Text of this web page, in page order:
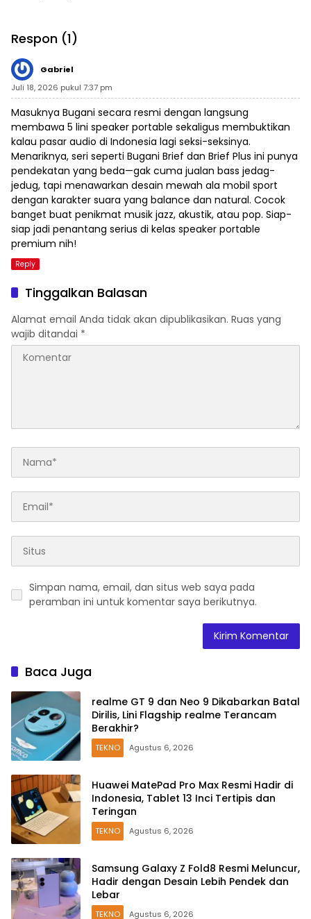
Respon (1)
Gabriel
Juli 18, 2026 pukul 7:37 pm
Masuknya Bugani secara resmi dengan langsung
membawa 5 lini speaker portable sekaligus membuktikan
kalau pasar audio di Indonesia lagi seksi-seksinya.
Menariknya, seri seperti Bugani Brief dan Brief Plus ini punya
pendekatan yang beda—gak cuma jualan bass jedag-
jedug, tapi menawarkan desain mewah ala mobil sport
dengan karakter suara yang balance dan natural. Cocok
banget buat penikmat musik jazz, akustik, atau pop. Siap-
siap jadi penantang serius di kelas speaker portable
premium nih!
Reply
Tinggalkan Balasan
Alamat email Anda tidak akan dipublikasikan. Ruas yang
wajib ditandai *
Simpan nama, email, dan situs web saya pada
peramban ini untuk komentar saya berikutnya.
Baca Juga
realme GT 9 dan Neo 9 Dikabarkan Batal
Dirilis, Lini Flagship realme Terancam
Berakhir?
TEKNO Agustus 6, 2026
Huawei MatePad Pro Max Resmi Hadir di
Indonesia, Tablet 13 Inci Tertipis dan
Teringan
TEKNO Agustus 6, 2026
Samsung Galaxy Z Fold8 Resmi Meluncur,
Hadir dengan Desain Lebih Pendek dan
Lebar
TEKNO Agustus 6, 2026